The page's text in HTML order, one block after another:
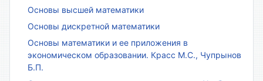
Основы высшей математики
Основы дискретной математики
Основы математики и ее приложения в
экономическом образовании. Красс М.С., Чупрынов
Б.П.